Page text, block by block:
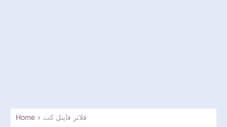
Home فلاتر فاينل كت